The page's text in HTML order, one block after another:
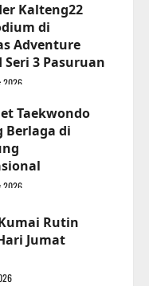
Kalteng22
di
Adventure
Seri 3 Pasuruan
2026
Taekwondo
Berlaga di
2026
Rutin
Jumat